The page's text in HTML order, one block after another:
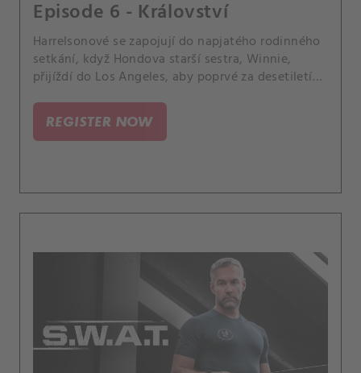
Episode 6 - Království
Harrelsonové se zapojují do napjatého rodinného
setkání, když Hondova starší sestra, Winnie,
přijíždí do Los Angeles, aby poprvé za desetiletí
uneseného aktivistu za lidská práva na Blízkém
východě.
REGISTER NOW